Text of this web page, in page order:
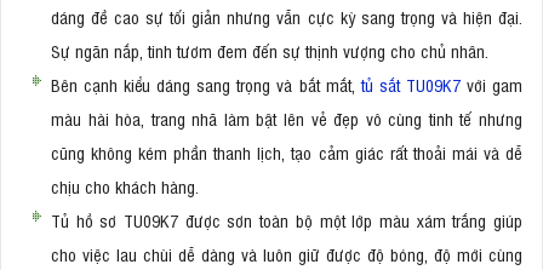
dáng đề cao sự tối giản nhưng vẫn cực kỳ sang trọng và hiện đại.
Sự ngăn nắp, tinh tươm đem đến sự thịnh vượng cho chủ nhân.
Bên cạnh kiểu dáng sang trọng và bắt mắt,tủ sắt TU09K7với gam
màu hài hòa, trang nhã làm bật lên vẻ đẹp vô cùng tinh tế nhưng
cũng không kém phần thanh lịch, tạo cảm giác rất thoải mái và dễ
chịu cho khách hàng.
Tủ hồ sơ TU09K7 được sơn toàn bộ một lớp màu xám trắng giúp
cho việc lau chùi dễ dàng và luôn giữ được độ bóng, độ mới cùng